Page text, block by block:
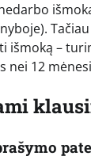
išmoką –
nei 12